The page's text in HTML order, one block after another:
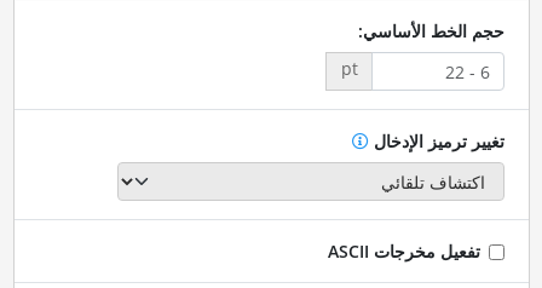
حجم الخط الأساسي:
pt
تغيير ترميز الإدخال
تفعيل مخرجات ASCII